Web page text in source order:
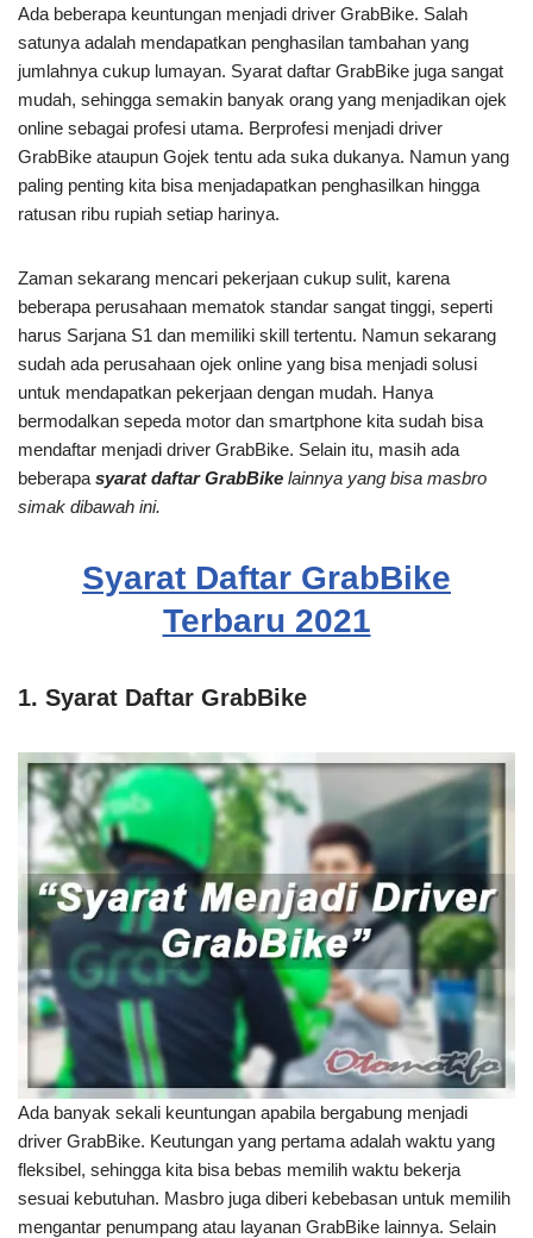
Ada beberapa keuntungan menjadi driver GrabBike. Salah
satunya adalah mendapatkan penghasilan tambahan yang
jumlahnya cukup lumayan. Syarat daftar GrabBike juga sangat
mudah, sehingga semakin banyak orang yang menjadikan ojek
online sebagai profesi utama. Berprofesi menjadi driver
GrabBike ataupun Gojek tentu ada suka dukanya. Namun yang
paling penting kita bisa menjadapatkan penghasilkan hingga
ratusan ribu rupiah setiap harinya.
Zaman sekarang mencari pekerjaan cukup sulit, karena
beberapa perusahaan mematok standar sangat tinggi, seperti
harus Sarjana S1 dan memiliki skill tertentu. Namun sekarang
sudah ada perusahaan ojek online yang bisa menjadi solusi
untuk mendapatkan pekerjaan dengan mudah. Hanya
bermodalkan sepeda motor dan smartphone kita sudah bisa
mendaftar menjadi driver GrabBike. Selain itu, masih ada
beberapa syarat daftar GrabBike lainnya yang bisa masbro
simak dibawah ini.
Syarat Daftar GrabBike
Terbaru 2021
1. Syarat Daftar GrabBike
Ada banyak sekali keuntungan apabila bergabung menjadi
driver GrabBike. Keutungan yang pertama adalah waktu yang
fleksibel, sehingga kita bisa bebas memilih waktu bekerja
sesuai kebutuhan. Masbro juga diberi kebebasan untuk memilih
mengantar penumpang atau layanan GrabBike lainnya. Selain